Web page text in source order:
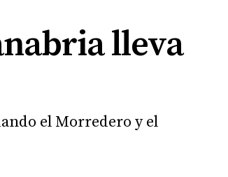
lleva
el Morredero y el